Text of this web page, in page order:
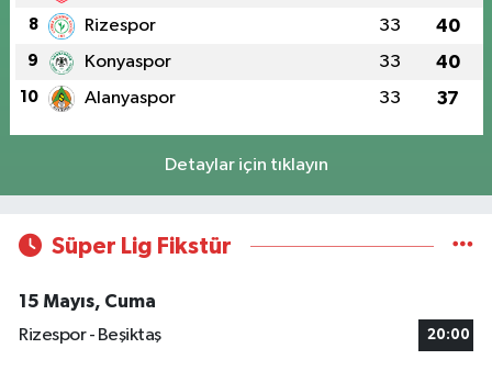
8 Rizespor 33 40
9 Konyaspor 33 40
10 Alanyaspor 33 37
Detaylar için tıklayın
Süper Lig Fikstür
15 Mayıs, Cuma
Rizespor - Beşiktaş
20:00